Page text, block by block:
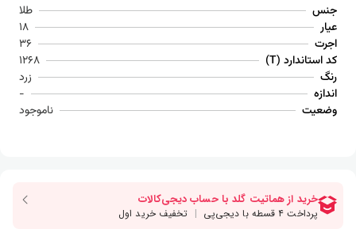
جنس
طلا
عیار
18
اجرت
36
کد استاندارد (T)
1268
رنگ
زرد
اندازه
-
وضعیت
ناموجود